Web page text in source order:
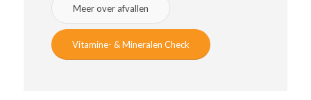
Meer over afvallen
Vitamine- & Mineralen Check